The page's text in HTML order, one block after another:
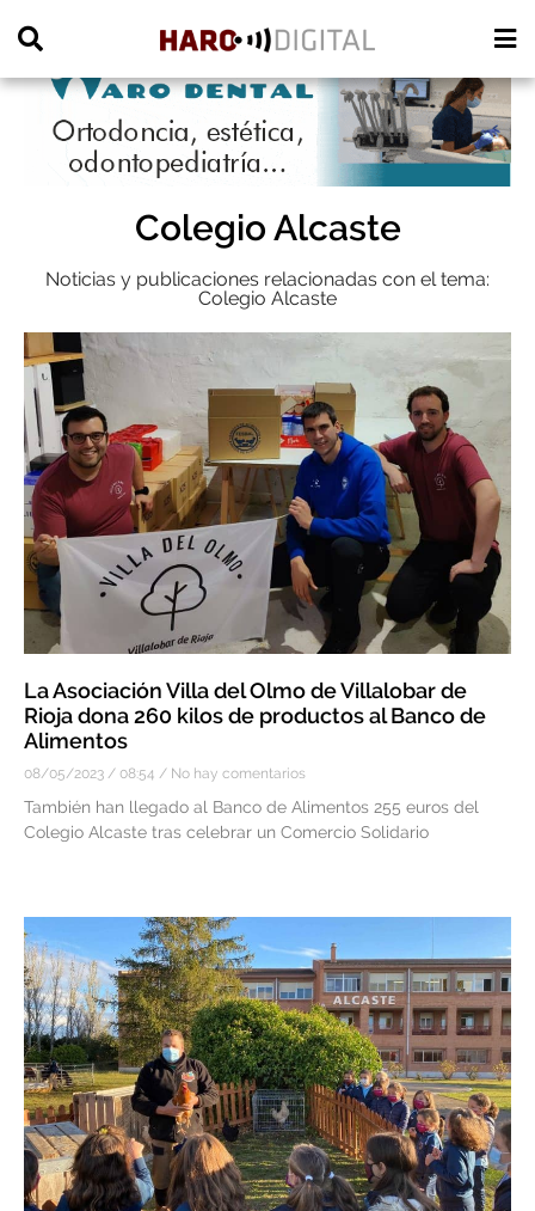
Colegio Alcaste
Noticias y publicaciones relacionadas con el tema:
Colegio Alcaste
La Asociación Villa del Olmo de Villalobar de
Rioja dona 260 kilos de productos al Banco de
Alimentos
08/05/2023 08:54 No hay comentarios
También han llegado al Banco de Alimentos 255 euros del
Colegio Alcaste tras celebrar un Comercio Solidario